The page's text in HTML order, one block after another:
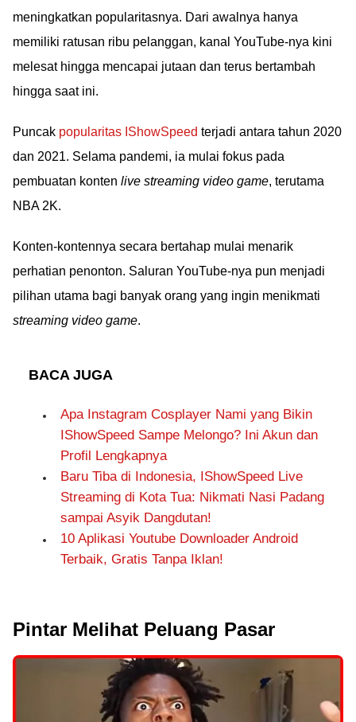
meningkatkan popularitasnya. Dari awalnya hanya
memiliki ratusan ribu pelanggan, kanal YouTube-nya kini
melesat hingga mencapai jutaan dan terus bertambah
hingga saat ini.
Puncak popularitas IShowSpeed terjadi antara tahun 2020
dan 2021. Selama pandemi, ia mulai fokus pada
pembuatan konten live streaming video game, terutama
NBA 2K.
Konten-kontennya secara bertahap mulai menarik
perhatian penonton. Saluran YouTube-nya pun menjadi
pilihan utama bagi banyak orang yang ingin menikmati
streaming video game.
BACA JUGA
Apa Instagram Cosplayer Nami yang Bikin
IShowSpeed Sampe Melongo? Ini Akun dan
Profil Lengkapnya
Baru Tiba di Indonesia, IShowSpeed Live
Streaming di Kota Tua: Nikmati Nasi Padang
sampai Asyik Dangdutan!
10 Aplikasi Youtube Downloader Android
Terbaik, Gratis Tanpa Iklan!
Pintar Melihat Peluang Pasar